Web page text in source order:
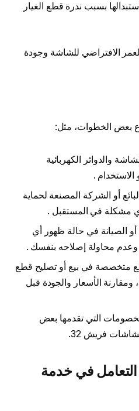
بسبب ندرة قطع الغيار
الافتراضي للشاشة وجودة
بعض الخطوات، مثل:
والدوائر الكهربائية
.
أو الشركة المصنعة لحماية
مشكلة في المستقبل .
الصيانة في حالة ظهور أي
محاولة إصلاحه بنفسك .
متخصصة في بيع أو تصليح قطع
الغيار لشاشات فريش 32، ومقارنة الأسعار والجودة قبل
التي تقدمها بعض
فريش 32.
في خدمة